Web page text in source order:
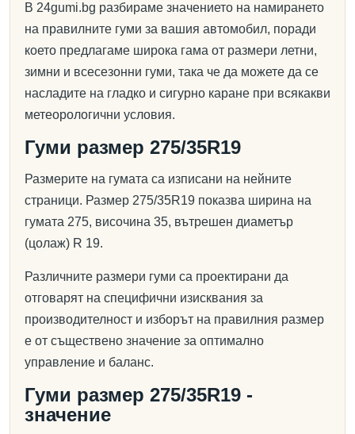
В 24gumi.bg разбираме значението на намирането
на правилните гуми за вашия автомобил, поради
което предлагаме широка гама от размери летни,
зимни и всесезонни гуми, така че да можете да се
насладите на гладко и сигурно каране при всякакви
метеорологични условия.
Гуми размер 275/35R19
Размерите на гумата са изписани на нейните
страници. Размер 275/35R19 показва ширина на
гумата 275, височина 35, вътрешен диаметър
(цолаж) R 19.
Различните размери гуми са проектирани да
отговарят на специфични изисквания за
производителност и изборът на правилния размер
е от съществено значение за оптимално
управление и баланс.
Гуми размер 275/35R19 -
значение